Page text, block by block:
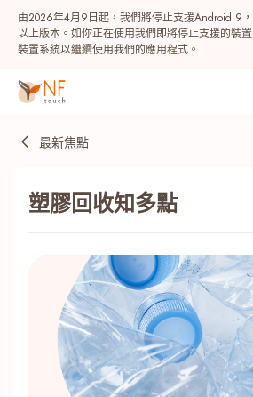
由2026年4月9日起，我們將停止支援Android 9
以上版本。如你正在使用我們即將停止支援的裝
裝置系統以繼續使用我們的應用程式。
NF 種籽 NF Points AIRSIDE
最近搜尋紀錄
最新焦點
塑膠回收知多點